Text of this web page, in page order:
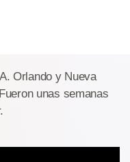
Orlando y Nueva
unas semanas